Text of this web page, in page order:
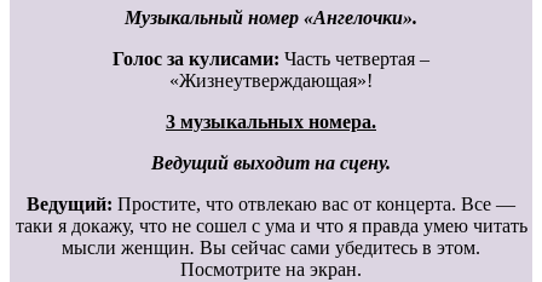
Музыкальный номер «Ангелочки».
Голос за кулисами: Часть четвертая –
«Жизнеутверждающая»!
3 музыкальных номера.
Ведущий выходит на сцену.
Ведущий: Простите, что отвлекаю вас от концерта. Все —
таки я докажу, что не сошел с ума и что я правда умею читать
мысли женщин. Вы сейчас сами убедитесь в этом.
Посмотрите на экран.